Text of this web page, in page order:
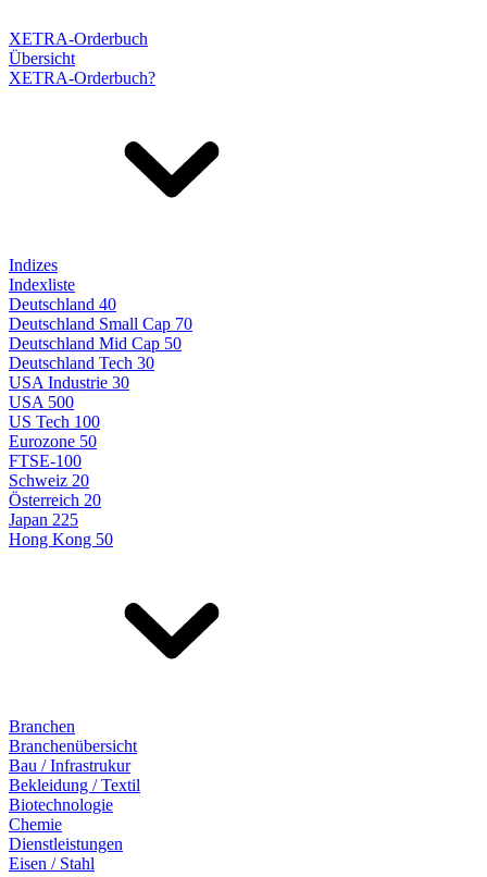
XETRA-Orderbuch
Übersicht
XETRA-Orderbuch?
Indizes
Indexliste
Deutschland 40
Deutschland Small Cap 70
Deutschland Mid Cap 50
Deutschland Tech 30
USA Industrie 30
USA 500
US Tech 100
Eurozone 50
FTSE-100
Schweiz 20
Österreich 20
Japan 225
Hong Kong 50
Branchen
Branchenübersicht
Bau / Infrastrukur
Bekleidung / Textil
Biotechnologie
Chemie
Dienstleistungen
Eisen / Stahl